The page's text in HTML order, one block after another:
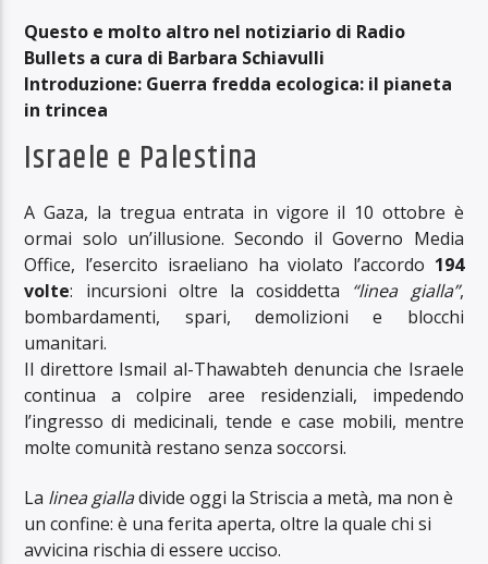
Questo e molto altro nel notiziario di Radio
Bullets a cura di Barbara Schiavulli
Introduzione: Guerra fredda ecologica: il pianeta
in trincea
Israele e Palestina
A Gaza, la tregua entrata in vigore il 10 ottobre è
ormai solo un’illusione. Secondo il Governo Media
Office, l’esercito israeliano ha violato l’accordo 194
volte: incursioni oltre la cosiddetta “linea gialla”,
bombardamenti, spari, demolizioni e blocchi
umanitari.
Il direttore Ismail al-Thawabteh denuncia che Israele
continua a colpire aree residenziali, impedendo
l’ingresso di medicinali, tende e case mobili, mentre
molte comunità restano senza soccorsi.
La linea gialladivide oggi la Striscia a metà, ma non è
un confine: è una ferita aperta, oltre la quale chi si
avvicina rischia di essere ucciso.